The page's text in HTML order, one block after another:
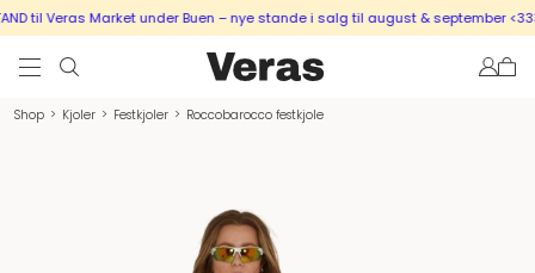
til Veras Market under Buen – nye stande i salg til august & september <333
Shop > Kjoler > Festkjoler > Roccobarocco festkjole